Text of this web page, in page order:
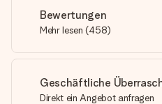
Bewertungen
Mehr lesen (458)
Geschäftliche
Direkt ein Angebot anfragen